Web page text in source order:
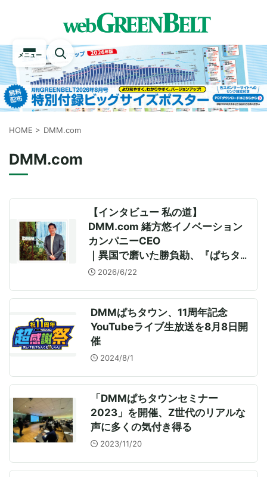
メニュー
HOME > DMM.com
DMM.com
【インタビュー 私の道】
DMM.com 緒方悠イノベーション
カンパニーCEO
｜異国で磨いた勝負勘、『ぱちタウ
ン』築く
2026/6/22
DMMぱちタウン、11周年記念
YouTubeライブ生放送を8月8日開
催
2024/8/1
「DMMぱちタウンセミナー
2023」を開催、Z世代のリアルな
声に多くの気付き得る
2023/11/20